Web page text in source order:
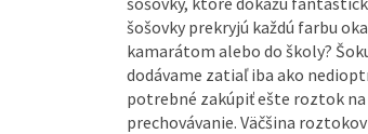
šošovky prekryjú každú farbu
kamarátom alebo do školy?
dodávame zatiaľ iba ako
potrebné zakúpiť ešte roztok
prechovávanie. Väčšina